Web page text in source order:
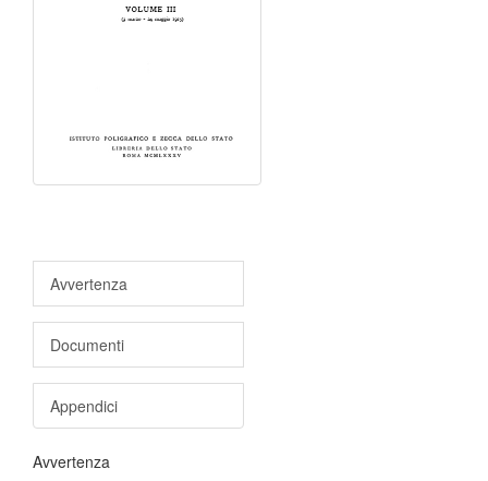
Avvertenza
Documenti
Appendici
Avvertenza